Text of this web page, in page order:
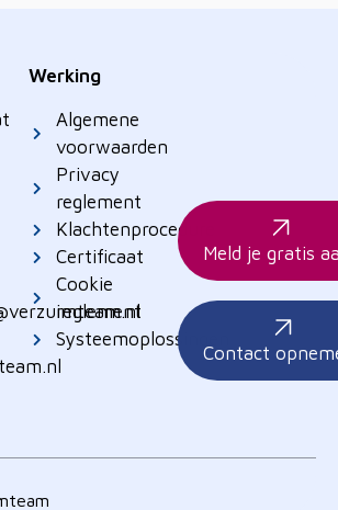
Werking
Algemene
voorwaarden
Privacy
reglement
Klachtenprocedure
Certificaat
Cookie
reglement
Systeemoplossingen
Meld je gratis
Contact